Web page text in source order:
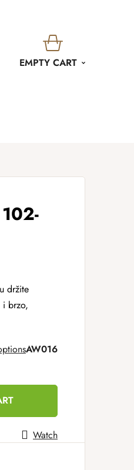
SHOPPING
EMPTY CART
držite
i brzo,
AW016
Watch